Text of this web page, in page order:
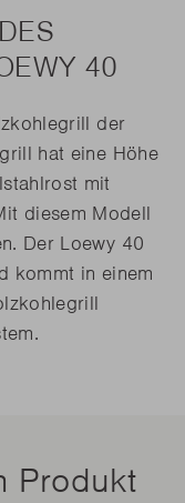
40
der
hat eine Höhe
mit
diesem Modell
Der Loewy 40
kommt in einem
Produkt